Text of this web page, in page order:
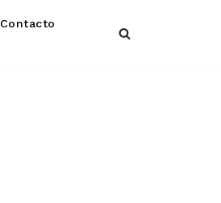
Contacto